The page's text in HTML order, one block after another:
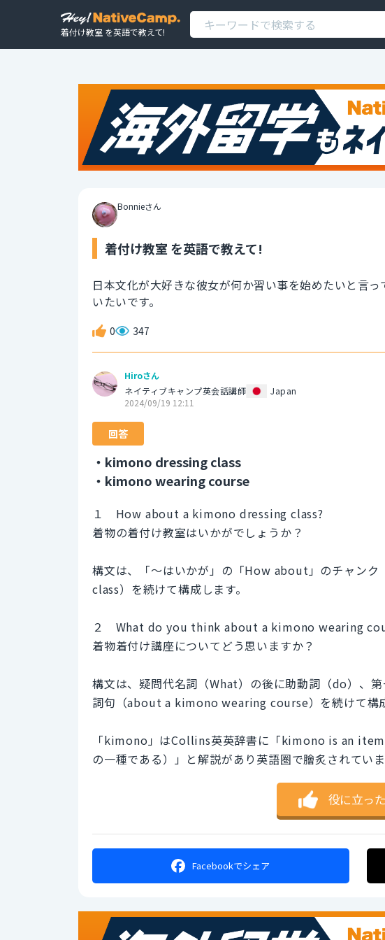
着付け教室 を英語で教えて!
Bonnieさん
着付け教室 を英語で教えて!
日本文化が大好きな彼女が何か習い事を始めたいと言
いたいです。
0 347
Hiroさん
ネイティブキャンプ英会話講師
Japan
2024/09/19 12:11
回答
・kimono dressing class
・kimono wearing course
１ How about a kimono dressing class?
着物の着付け教室はいかがでしょうか？
構文は、「～はいかが」の「How about」のチャン
class）を続けて構成します。
２ What do you think about a kimono wearing
着物着付け講座についてどう思いますか？
構文は、疑問代名詞（What）の後に助動詞（do）、
詞句（about a kimono wearing course）を続けて構成
「kimono」はCollins英英辞書に「kimono is an
の一種である）」と解説があり英語圏で膾炙されていま
役に立った
Facebookでシェア